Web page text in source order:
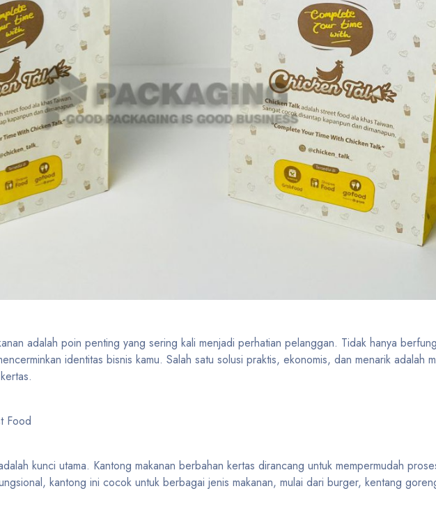
adalah poin penting yang sering kali menjadi perhatian pelanggan. Tidak hanya
identitas bisnis kamu. Salah satu solusi praktis, ekonomis, dan menarik adalah
Food
kunci utama. Kantong makanan berbahan kertas dirancang untuk mempermudah
kantong ini cocok untuk berbagai jenis makanan, mulai dari burger, kentang